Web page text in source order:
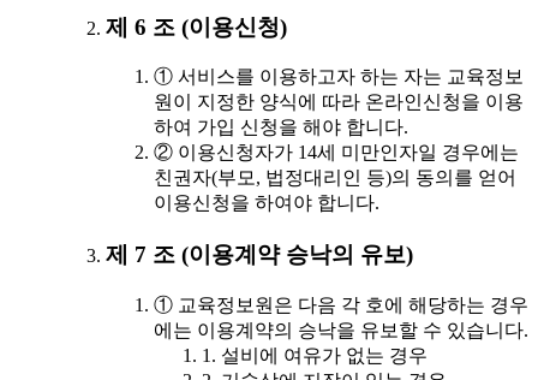
제 6 조 (이용신청)
① 서비스를 이용하고자 하는 자는 교육정보
원이 지정한 양식에 따라 온라인신청을 이용
하여 가입 신청을 해야 합니다.
② 이용신청자가 14세 미만인자일 경우에는
친권자(부모, 법정대리인 등)의 동의를 얻어
이용신청을 하여야 합니다.
제 7 조 (이용계약 승낙의 유보)
① 교육정보원은 다음 각 호에 해당하는 경우
에는 이용계약의 승낙을 유보할 수 있습니다.
1. 설비에 여유가 없는 경우